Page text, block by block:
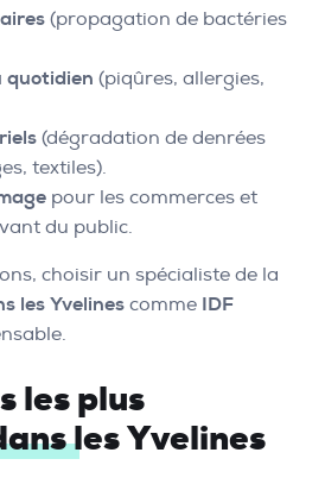
(propagation de bactéries
quotidien (piqûres, allergies,
(dégradation de denrées
textiles).
pour les commerces et
du public.
choisir un spécialiste de la
les Yvelines comme IDF
les plus
les Yvelines